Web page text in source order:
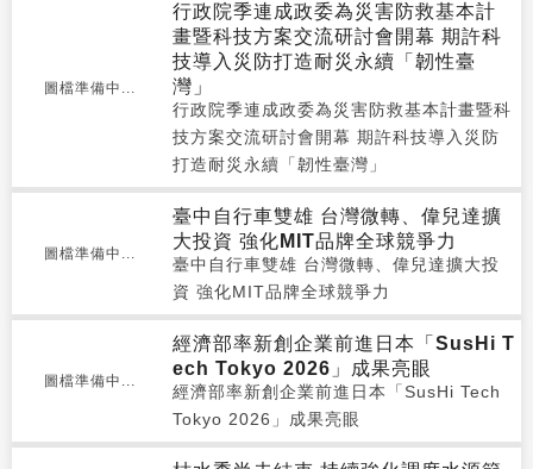
圖檔準備中...
行政院季連成政委為災害防救基本計
畫暨科技方案交流研討會開幕 期許科
技導入災防打造耐災永續「韌性臺
灣」
行政院季連成政委為災害防救基本計畫暨科
技方案交流研討會開幕 期許科技導入災防
打造耐災永續「韌性臺灣」
圖檔準備中...
臺中自行車雙雄 台灣微轉、偉兒達擴
大投資 強化MIT品牌全球競爭力
臺中自行車雙雄 台灣微轉、偉兒達擴大投
資 強化MIT品牌全球競爭力
圖檔準備中...
經濟部率新創企業前進日本「SusHi T
ech Tokyo 2026」成果亮眼
經濟部率新創企業前進日本「SusHi Tech
Tokyo 2026」成果亮眼